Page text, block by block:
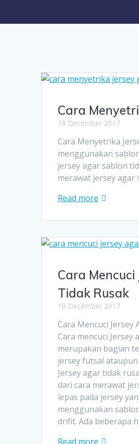
Cara
18 December 2017
Cara Menyetrika
menggunakan
jersey agar sablon
merawat jersey agar
Read more
Cara Mencuci
Tidak Rusak
18 December 2017
Cara Mencuci
Cara mencuci Jersey
merupakan bagian
jersey futsal ataupun
Jersey agar tidak
dari cara merawat
lepas pada jersey
menggunakan
drifit. Ada beberapa
Read more